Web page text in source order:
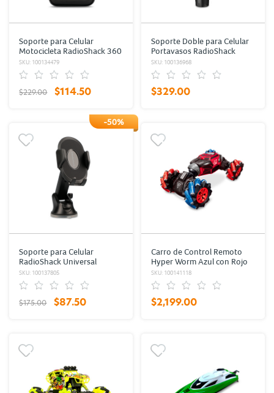
Soporte para Celular
Motocicleta RadioShack 360
grados
SKU: 100134479
$229.00 $114.50
Soporte Doble para Celular
Portavasos RadioShack
SKU: 100136968
$329.00
-50%
Soporte para Celular
RadioShack Universal
SKU: 100137805
$175.00 $87.50
Carro de Control Remoto
Hyper Worm Azul con Rojo
SKU: 100141118
$2,199.00